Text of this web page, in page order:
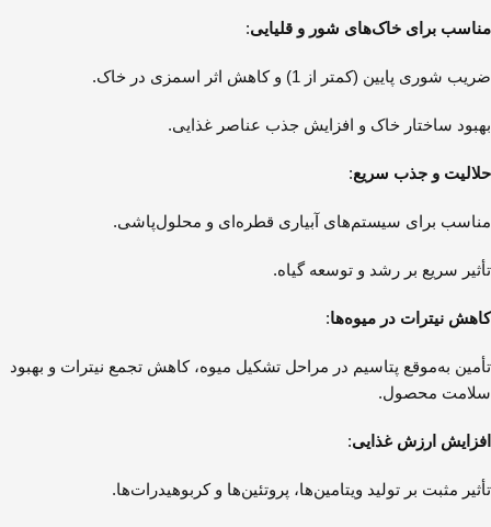
مناسب برای خاک‌های شور و قلیایی:
ضریب شوری پایین (کمتر از 1) و کاهش اثر اسمزی در خاک.
بهبود ساختار خاک و افزایش جذب عناصر غذایی.
حلالیت و جذب سریع:
مناسب برای سیستم‌های آبیاری قطره‌ای و محلول‌پاشی.
تأثیر سریع بر رشد و توسعه گیاه.
کاهش نیترات در میوه‌ها:
تأمین به‌موقع پتاسیم در مراحل تشکیل میوه، کاهش تجمع نیترات و بهبود
سلامت محصول.
افزایش ارزش غذایی:
تأثیر مثبت بر تولید ویتامین‌ها، پروتئین‌ها و کربوهیدرات‌ها.